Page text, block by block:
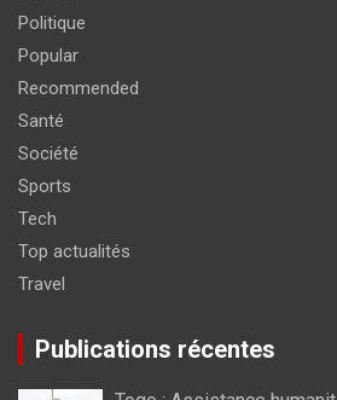
Politique
Popular
Recommended
Santé
Société
Sports
Tech
Top actualités
Travel
Publications récentes